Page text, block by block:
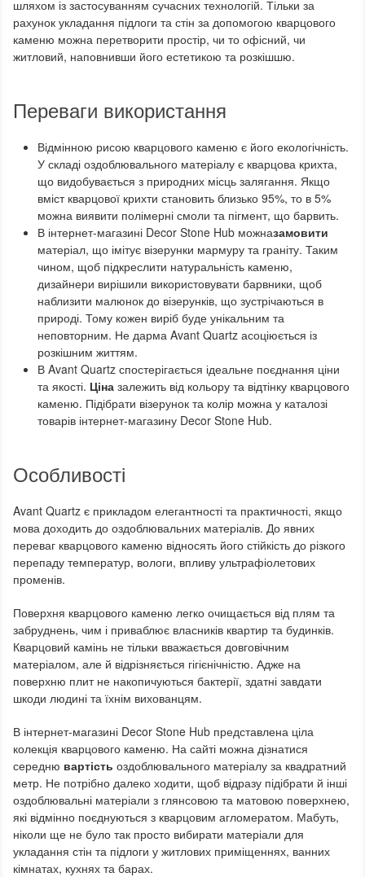
шляхом із застосуванням сучасних технологій. Тільки за
рахунок укладання підлоги та стін за допомогою кварцового
каменю можна перетворити простір, чи то офісний, чи
житловий, наповнивши його естетикою та розкішшю.
Переваги використання
Відмінною рисою кварцового каменю є його екологічність.
У складі оздоблювального матеріалу є кварцова крихта,
що видобувається з природних місць залягання. Якщо
вміст кварцової крихти становить близько 95%, то в 5%
можна виявити полімерні смоли та пігмент, що барвить.
В інтернет-магазині Decor Stone Hub можназамовити
матеріал, що імітує візерунки мармуру та граніту. Таким
чином, щоб підкреслити натуральність каменю,
дизайнери вирішили використовувати барвники, щоб
наблизити малюнок до візерунків, що зустрічаються в
природі. Тому кожен виріб буде унікальним та
неповторним. Не дарма Avant Quartz асоціюється із
розкішним життям.
В Avant Quartz спостерігається ідеальне поєднання ціни
та якості. Ціна залежить від кольору та відтінку кварцового
каменю. Підібрати візерунок та колір можна у каталозі
товарів інтернет-магазину Decor Stone Hub.
Особливості
Avant Quartz є прикладом елегантності та практичності, якщо
мова доходить до оздоблювальних матеріалів. До явних
переваг кварцового каменю відносять його стійкість до різкого
перепаду температур, вологи, впливу ультрафіолетових
променів.
Поверхня кварцового каменю легко очищається від плям та
забруднень, чим і приваблює власників квартир та будинків.
Кварцовий камінь не тільки вважається довговічним
матеріалом, але й відрізняється гігієнічністю. Адже на
поверхню плит не накопичуються бактерії, здатні завдати
шкоди людині та їхнім вихованцям.
В інтернет-магазині Decor Stone Hub представлена ціла
колекція кварцового каменю. На сайті можна дізнатися
середню вартість оздоблювального матеріалу за квадратний
метр. Не потрібно далеко ходити, щоб відразу підібрати й інші
оздоблювальні матеріали з глянсовою та матовою поверхнею,
які відмінно поєднуються з кварцовим агломератом. Мабуть,
ніколи ще не було так просто вибирати матеріали для
укладання стін та підлоги у житлових приміщеннях, ванних
кімнатах, кухнях та барах.